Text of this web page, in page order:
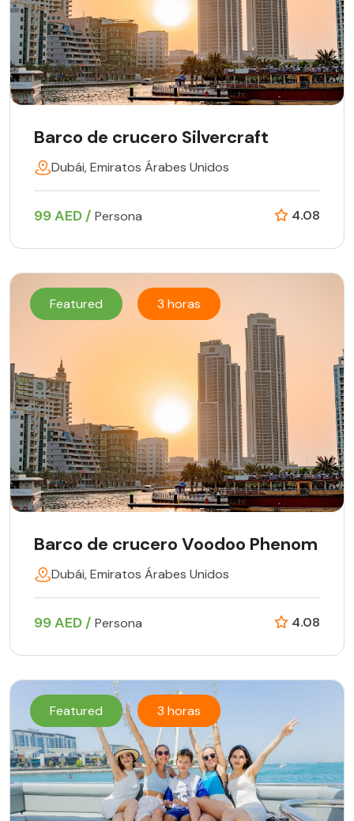
Barco de crucero Silvercraft
Dubái, Emiratos Árabes Unidos
99 AED / Persona 4.08
Featured 3 horas
Barco de crucero Voodoo Phenom
Dubái, Emiratos Árabes Unidos
99 AED / Persona 4.08
Featured 3 horas